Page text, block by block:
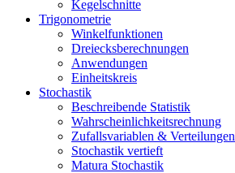
Kegelschnitte
Trigonometrie
Winkelfunktionen
Dreiecksberechnungen
Anwendungen
Einheitskreis
Stochastik
Beschreibende Statistik
Wahrscheinlichkeitsrechnung
Zufallsvariablen & Verteilungen
Stochastik vertieft
Matura Stochastik